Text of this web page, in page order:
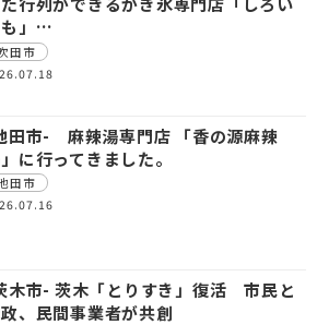
も」…
田市
田市- 麻辣湯専門店 「香の源麻辣
に行ってきました。
田市
木市- 茨木「とりすき」復活 市民と
、民間事業者が共創